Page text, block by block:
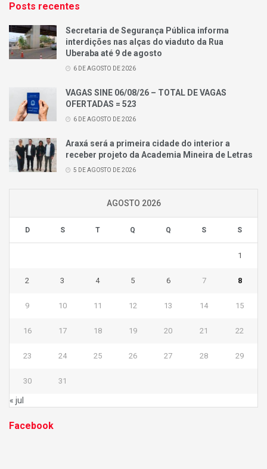
Posts recentes
Secretaria de Segurança Pública informa
interdições nas alças do viaduto da Rua
Uberaba até 9 de agosto
6 DE AGOSTO DE 2026
VAGAS SINE 06/08/26 – TOTAL DE VAGAS
OFERTADAS = 523
6 DE AGOSTO DE 2026
Araxá será a primeira cidade do interior a
receber projeto da Academia Mineira de Letras
5 DE AGOSTO DE 2026
AGOSTO 2026
D S T Q Q S S
1
2 3 4 5 6 7 8
9 10 11 12 13 14 15
16 17 18 19 20 21 22
23 24 25 26 27 28 29
30 31
« jul
Facebook